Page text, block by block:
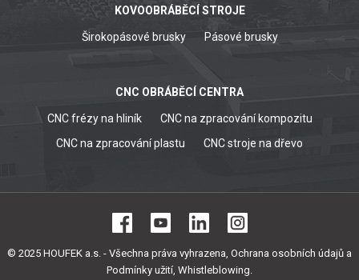
KOVOOBRÁBĚCÍ STROJE
Širokopásové brusky Pásové brusky
CNC OBRÁBĚCÍ CENTRA
CNC frézy na hliník
CNC na zpracování kompozitu
CNC na zpracování plastu
CNC stroje na dřevo
© 2025 HOUFEK a.s. - Všechna práva vyhrazena, Ochrana osobních údajů a
Podmínky užití, Whistleblowing.